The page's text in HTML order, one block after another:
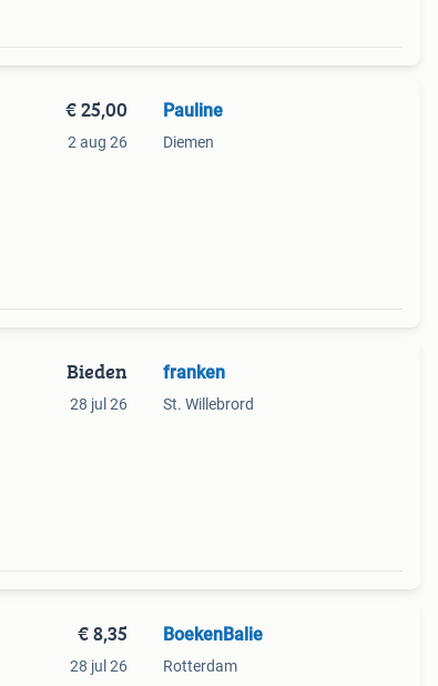
€ 25,00
2 aug 26
Pauline
Diemen
Bieden
28 jul 26
franken
St. Willebrord
€ 8,35
28 jul 26
BoekenBalie
Rotterdam